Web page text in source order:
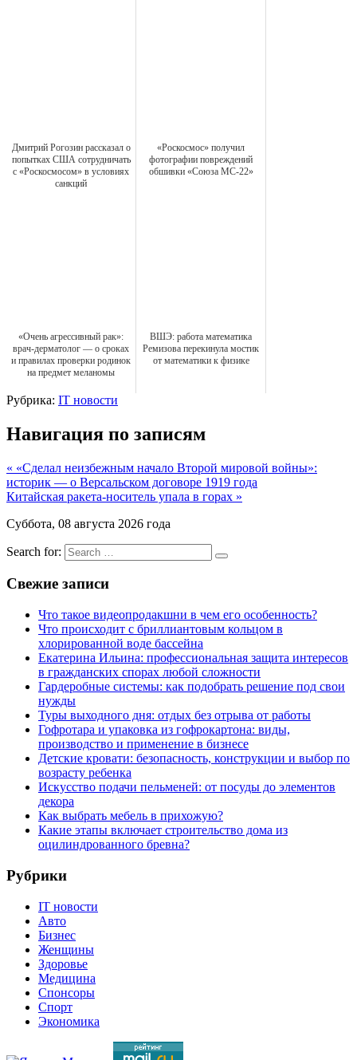
Дмитрий Рогозин рассказал о
попытках США сотрудничать
с «Роскосмосом» в условиях
санкций
«Роскосмос» получил
фотографии повреждений
обшивки «Союза МС-22»
«Очень агрессивный рак»:
врач-дерматолог — о сроках
и правилах проверки родинок
на предмет меланомы
ВШЭ: работа математика
Ремизова перекинула мостик
от математики к физике
Рубрика: IT новости
Навигация по записям
« «Сделал неизбежным начало Второй мировой войны»:
историк — о Версальском договоре 1919 года
Китайская ракета-носитель упала в горах »
Суббота, 08 августа 2026 года
Search for:
Свежие записи
Что такое видеопродакшни в чем его особенность?
Что происходит с бриллиантовым кольцом в
хлорированной воде бассейна
Екатерина Ильина: профессиональная защита интересов
в гражданских спорах любой сложности
Гардеробные системы: как подобрать решение под свои
нужды
Туры выходного дня: отдых без отрыва от работы
Гофротара и упаковка из гофрокартона: виды,
производство и применение в бизнесе
Детские кровати: безопасность, конструкции и выбор по
возрасту ребенка
Искусство подачи пельменей: от посуды до элементов
декора
Как выбрать мебель в прихожую?
Какие этапы включает строительство дома из
оцилиндрованного бревна?
Рубрики
IT новости
Авто
Бизнес
Женщины
Здоровье
Медицина
Спонсоры
Спорт
Экономика